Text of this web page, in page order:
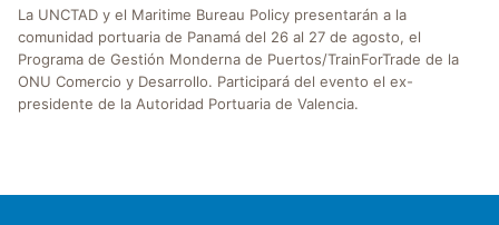
La UNCTAD y el Maritime Bureau Policy presentarán a la
comunidad portuaria de Panamá del 26 al 27 de agosto, el
Programa de Gestión Monderna de Puertos/TrainForTrade de la
ONU Comercio y Desarrollo. Participará del evento el ex-
presidente de la Autoridad Portuaria de Valencia.